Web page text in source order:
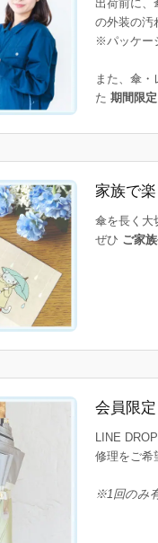
出荷前に、
の外装の汚
※パッケー
また、傘
た 期間限
家族で
傘を長く大
ぜひ ご家
会員限
LINE
修理をご希
※1回のみ